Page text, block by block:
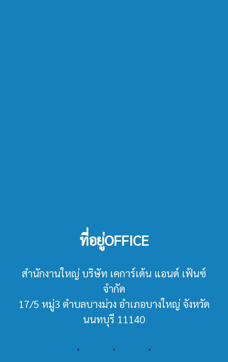
ที่อยู่OFFICE
สำนักงานใหญ่ บริษัท เคการ์เด้น แอนด์ เฟ้นซ์
จำกัด
17/5 หมู่3 ตำบลบางม่วง อำเภอบางใหญ่ จังหวัด
นนทบุรี 11140